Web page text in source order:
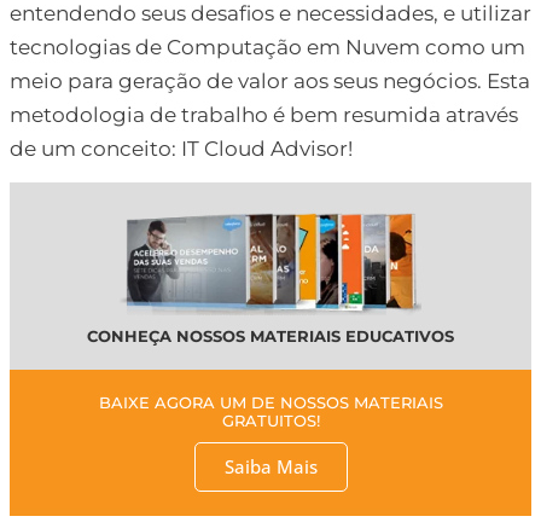
entendendo seus desafios e necessidades, e utilizar
tecnologias de Computação em Nuvem como um
meio para geração de valor aos seus negócios. Esta
metodologia de trabalho é bem resumida através
de um conceito: IT Cloud Advisor!
CONHEÇA NOSSOS MATERIAIS EDUCATIVOS
BAIXE AGORA UM DE NOSSOS MATERIAIS
GRATUITOS!
Saiba Mais